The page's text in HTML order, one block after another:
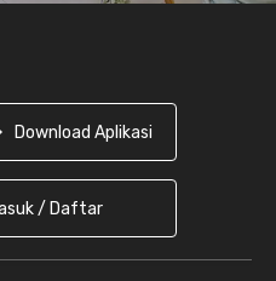
Download Aplikasi
/ Daftar